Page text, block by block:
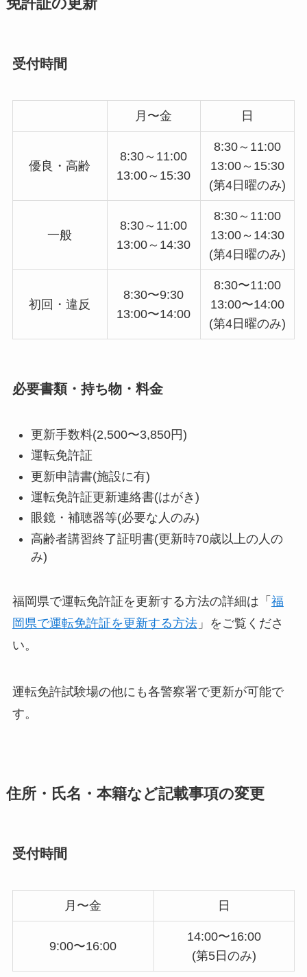
免許証の更新
受付時間
月〜金 日
優良・高齢
8:30～11:00
13:00～15:30
8:30～11:00
13:00～15:30
(第4日曜のみ)
一般
8:30～11:00
13:00～14:30
8:30～11:00
13:00～14:30
(第4日曜のみ)
初回・違反
8:30〜9:30
13:00〜14:00
8:30〜11:00
13:00〜14:00
(第4日曜のみ)
必要書類・持ち物・料金
更新手数料(2,500〜3,850円)
運転免許証
更新申請書(施設に有)
運転免許証更新連絡書(はがき)
眼鏡・補聴器等(必要な人のみ)
高齢者講習終了証明書(更新時70歳以上の人の
み)
福岡県で運転免許証を更新する方法の詳細は「 福
岡県で運転免許証を更新する方法」をご覧くださ
い。
運転免許試験場の他にも各警察署で更新が可能で
す。
住所・氏名・本籍など記載事項の変更
受付時間
月〜金 日
9:00〜16:00
14:00〜16:00
(第5日のみ)